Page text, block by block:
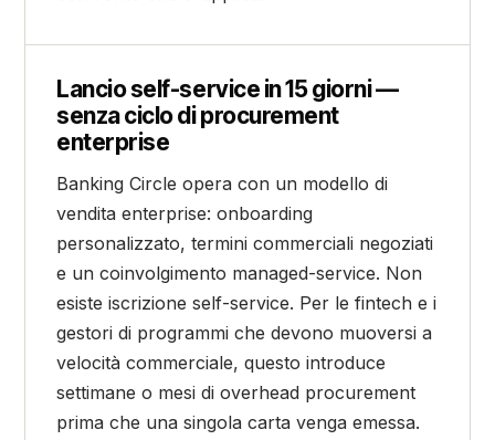
Lancio self-service in 15 giorni —
senza ciclo di procurement
enterprise
Banking Circle opera con un modello di
vendita enterprise: onboarding
personalizzato, termini commerciali negoziati
e un coinvolgimento managed-service. Non
esiste iscrizione self-service. Per le fintech e i
gestori di programmi che devono muoversi a
velocità commerciale, questo introduce
settimane o mesi di overhead procurement
prima che una singola carta venga emessa.